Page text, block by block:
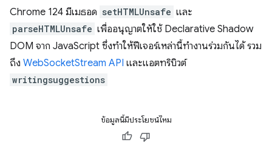
Chrome 124 มีเมธอด setHTMLUnsafe และ
parseHTMLUnsafe เพื่ออนุญาตให้ใช้ Declarative Shadow
DOM จาก JavaScript ซึ่งทำให้ฟีเจอร์เหล่านี้ทำงานร่วมกันได้ รวม
ถึง WebSocketStream API และแอตทริบิวต์
writingsuggestions
ข้อมูลนี้มีประโยชน์ไหม